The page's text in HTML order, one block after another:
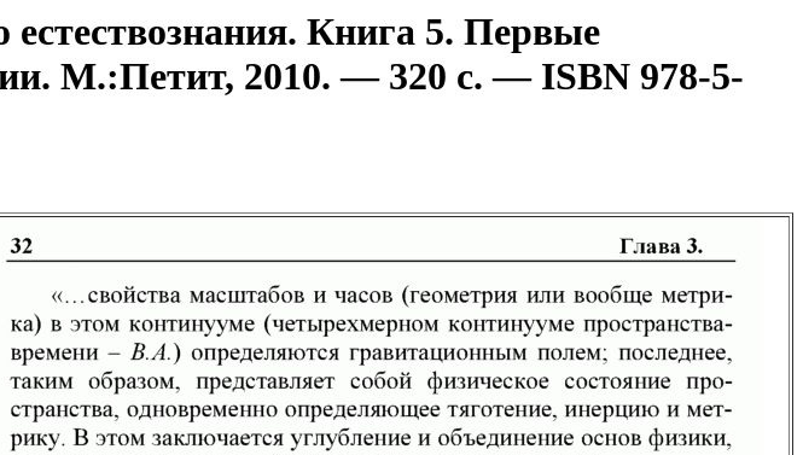
Книга 5. Первые
М.:Петит, 2010. — 320 с. — ISBN 978-5-